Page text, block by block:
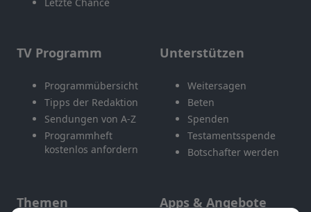
TV Programm
Programmübersicht
Tipps der Redaktion
Sendungen von A-Z
Programmheft
kostenlos anfordern
Unterstützen
Weitersagen
Beten
Spenden
Testamentsspende
Botschafter werden
Themen Apps & Angebote